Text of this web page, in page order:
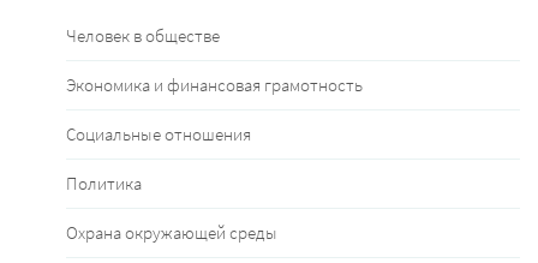
Человек в обществе
Экономика и финансовая грамотность
Социальные отношения
Политика
Охрана окружающей среды